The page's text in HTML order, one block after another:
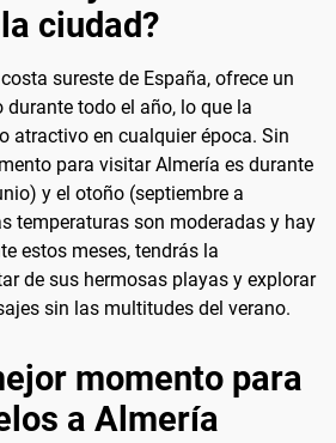
ciudad?
sureste de España, ofrece un
todo el año, lo que la
atractivo en cualquier época. Sin
para visitar Almería es durante
y el otoño (septiembre a
temperaturas son moderadas y hay
estos meses, tendrás la
de sus hermosas playas y explorar
sin las multitudes del verano.
momento para
a Almería